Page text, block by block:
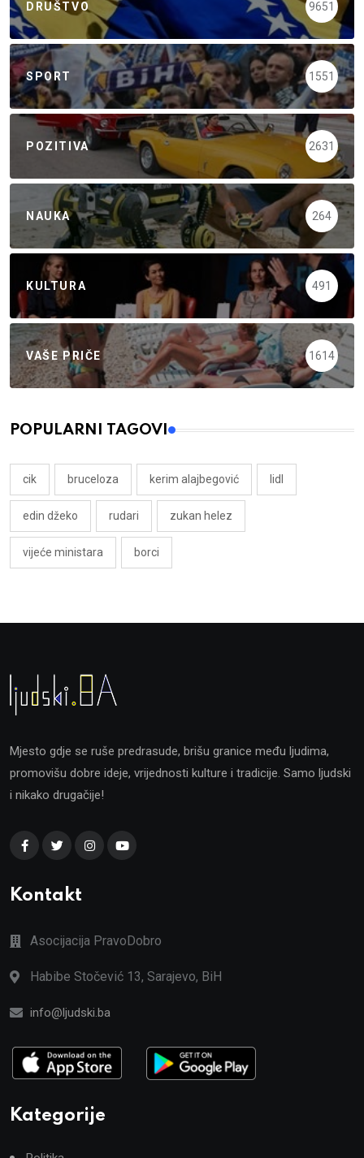
DRUŠTVO 9651
SPORT 1551
POZITIVA 2631
NAUKA 264
KULTURA 491
VAŠE PRIČE 1614
POPULARNI TAGOVI
cik bruceloza kerim alajbegović lidl
edin džeko rudari zukan helez
vijeće ministara borci
Mjesto gdje se ruše predrasude, brišu granice među ljudima,
promovišu dobre ideje, vrijednosti kulture i tradicije. Samo ljudski
i nikako drugačije!
Kontakt
Asocijacija PravoDobro
Habibe Stočević 13, Sarajevo, BiH
info@ljudski.ba
Kategorije